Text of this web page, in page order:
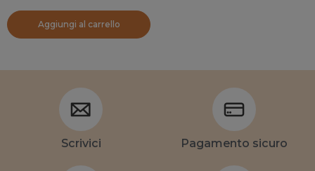
Aggiungi al carrello
Scrivici Pagamento sicuro